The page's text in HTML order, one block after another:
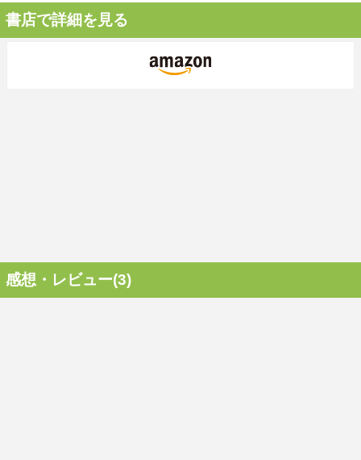
書店で詳細を見る
感想・レビュー(3)